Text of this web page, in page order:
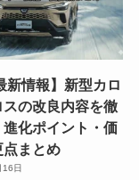
新情報】新型カロ
スの改良内容を徹
進化ポイント・価
まとめ
日